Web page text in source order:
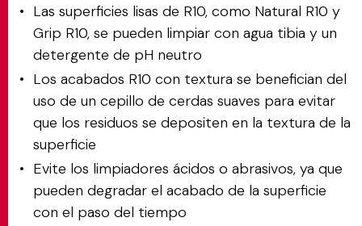
Las superficies lisas de R10, como Natural R10 y
Grip R10, se pueden limpiar con agua tibia y un
detergente de pH neutro
Los acabados R10 con textura se benefician del
uso de un cepillo de cerdas suaves para evitar
que los residuos se depositen en la textura de la
superficie
Evite los limpiadores ácidos o abrasivos, ya que
pueden degradar el acabado de la superficie
con el paso del tiempo